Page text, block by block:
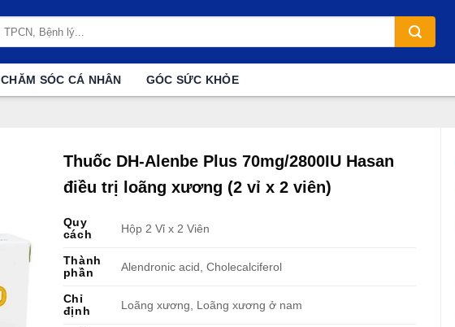
CHĂM SÓC CÁ NHÂN GÓC SỨC KHỎE
Thuốc DH-Alenbe Plus 70mg/2800IU Hasan
điều trị loãng xương (2 vỉ x 2 viên)
Quy
cách
Hộp 2 Vỉ x 2 Viên
Thành
phần
Alendronic acid, Cholecalciferol
Chỉ
định
Loãng xương, Loãng xương ở nam